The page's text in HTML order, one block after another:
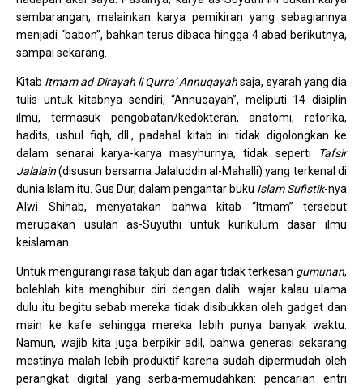
sembarangan, melainkan karya pemikiran yang sebagiannya
menjadi “babon”, bahkan terus dibaca hingga 4 abad berikutnya,
sampai sekarang.
Kitab Itmam ad Dirayah li Qurra’ Annuqayahsaja, syarah yang dia
tulis untuk kitabnya sendiri, “Annuqayah”, meliputi 14 disiplin
ilmu, termasuk pengobatan/kedokteran, anatomi, retorika,
hadits, ushul fiqh, dll., padahal kitab ini tidak digolongkan ke
dalam senarai karya-karya masyhurnya, tidak seperti
Tafsir
Jalalain(disusun bersama Jalaluddin al-Mahalli) yang terkenal di
dunia Islam itu. Gus Dur, dalam pengantar buku Islam Sufistik-nya
Alwi Shihab, menyatakan bahwa kitab “Itmam” tersebut
merupakan usulan as-Suyuthi untuk kurikulum dasar ilmu
keislaman.
Untuk mengurangi rasa takjub dan agar tidak terkesan gumunan,
bolehlah kita menghibur diri dengan dalih: wajar kalau ulama
dulu itu begitu sebab mereka tidak disibukkan oleh gadget dan
main ke kafe sehingga mereka lebih punya banyak waktu.
Namun, wajib kita juga berpikir adil, bahwa generasi sekarang
mestinya malah lebih produktif karena sudah dipermudah oleh
perangkat digital yang serba-memudahkan: pencarian entri